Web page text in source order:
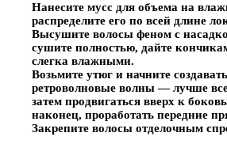
Нанесите мусс для объема на
распределите его по всей длине
Высушите волосы феном с
сушите полностью, дайте
слегка влажными.
Возьмите утюг и начните
ретроволновые волны — лучше
затем продвигаться вверх к
наконец, проработать передние
Закрепите волосы отделочным